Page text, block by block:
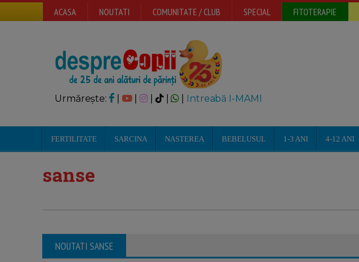
ACASA NOUTATI COMUNITATE / CLUB SPECIAL FITOTERAPIE
Urmărește: | | Intreabă I-MAMI
FERTILITATE SARCINA NASTEREA BEBELUSUL 1-3 ANI 4-12 ANI
sanse
NOUTATI SANSE